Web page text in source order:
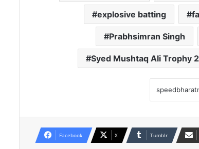
explosive batting
Prabhsimran Singh
Syed Mushtaq Ali Trophy
Facebook X Tumblr